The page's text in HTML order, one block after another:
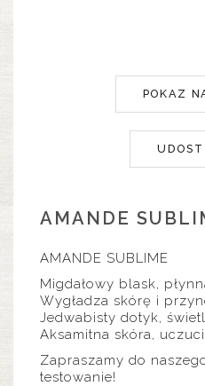
POKAZ
AMANDE
AMANDE SUBLIME
Migdałowy blask,
Wygładza skórę i
Jedwabisty dotyk,
Aksamitna skóra,
Zapraszamy do
testowanie!